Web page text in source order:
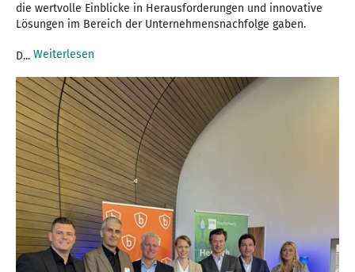
die wertvolle Einblicke in Herausforderungen und innovative
Lösungen im Bereich der Unternehmensnachfolge gaben.
D... Weiterlesen